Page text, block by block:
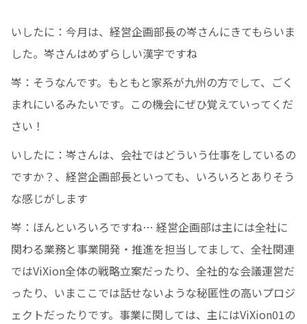
いしたに：今月は、経営企画部長の岑さんにきてもらいま
した。岑さんはめずらしい漢字ですね
岑：そうなんです。もともと家系が九州の方でして、ごく
まれにいるみたいです。この機会にぜひ覚えていってくだ
さい！
いしたに：岑さんは、会社ではどういう仕事をしているの
ですか？、経営企画部長といっても、いろいろとありそう
な感じがします
岑：ほんといろいろですね… 経営企画部は主には全社に
関わる業務と事業開発・推進を担当してまして、全社関連
ではViXion全体の戦略立案だったり、全社的な会議運営だ
ったり、いまここでは話せないような秘匿性の高いプロジ
ェクトだったりです。事業に関しては、主にはViXion01の